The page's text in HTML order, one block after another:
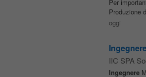
Per
Produzione
oggi
IIC SPA
Ingegnere